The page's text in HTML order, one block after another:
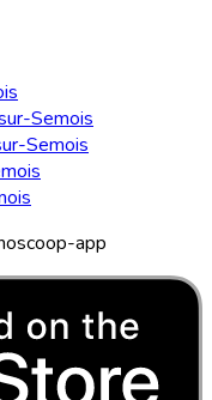
Semois
Semois
app